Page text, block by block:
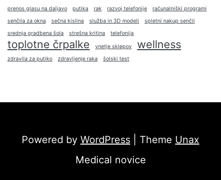
prenos glasu na daljavo
putika rak razvoj telefonije
računalniški programi
senčila za okna
sečna kislina služba in 3D modeli
spletni nakup senčil
srednja gradbena šola
strešna kritina telefonija
toplotne črpalke vnetje sklepov wellness
zdravila za putiko zdravljenje raka šolski test
Powered by WordPress | Theme Unax
Medical novice